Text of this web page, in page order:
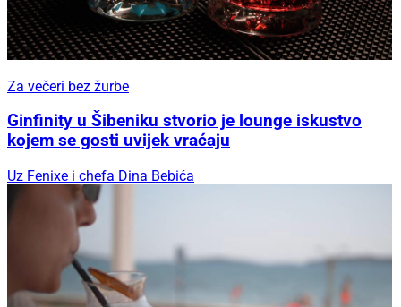
Za večeri bez žurbe
Ginfinity u Šibeniku stvorio je lounge iskustvo
kojem se gosti uvijek vraćaju
Uz Fenixe i chefa Dina Bebića